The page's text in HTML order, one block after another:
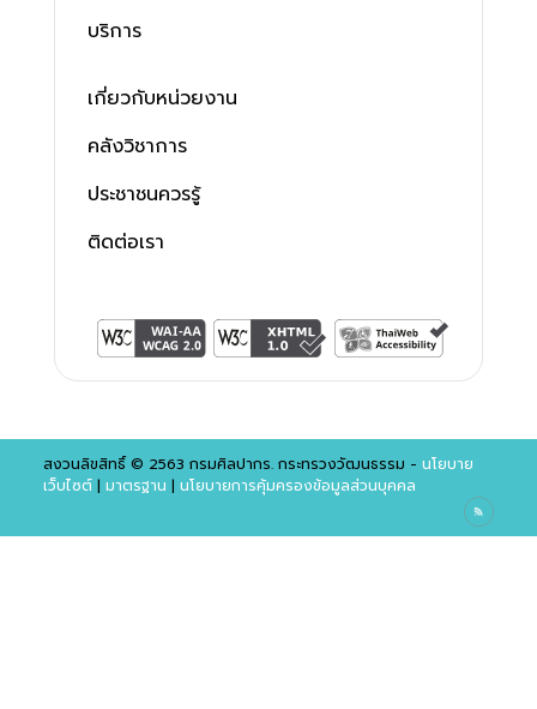
บริการ
เกี่ยวกับหน่วยงาน
คลังวิชาการ
ประชาชนควรรู้
ติดต่อเรา
สงวนลิขสิทธิ์ © 2563 กรมศิลปากร. กระทรวงวัฒนธรรม - นโยบาย
เว็บไซต์| มาตรฐาน | นโยบายการคุ้มครองข้อมูลส่วนบุคคล